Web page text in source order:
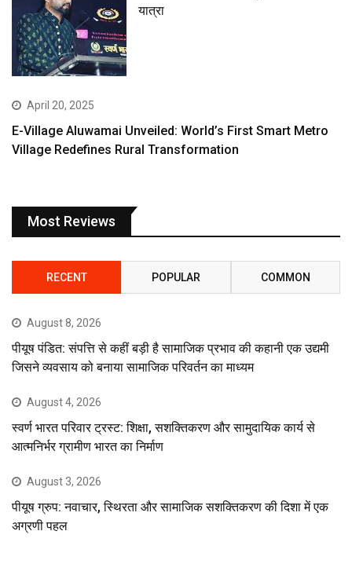
यात्रा
April 20, 2025
E-Village Aluwamai Unveiled: World’s First Smart Metro
Village Redefines Rural Transformation
Most Reviews
RECENT POPULAR COMMON
August 8, 2026
पीयूष पंडित: संपत्ति से कहीं बड़ी है सामाजिक प्रभाव की कहानी एक उद्यमी
जिसने व्यवसाय को बनाया सामाजिक परिवर्तन का माध्यम
August 4, 2026
स्वर्ण भारत परिवार ट्रस्ट: शिक्षा, सशक्तिकरण और सामुदायिक कार्य से
आत्मनिर्भर ग्रामीण भारत का निर्माण
August 3, 2026
पीयूष ग्रुप: नवाचार, स्थिरता और सामाजिक सशक्तिकरण की दिशा में एक
अग्रणी पहल